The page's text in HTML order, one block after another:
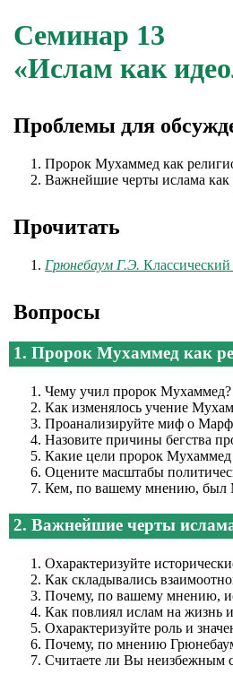
Семинар 13
«Ислам как
Проблемы для
Пророк Мухаммед как
Важнейшие черты ислама как
Прочитать
Грюнебаум Г.Э.
Вопросы
1. Пророк Мухаммед как
Чему учил пророк Мухаммед?
Как изменялось учение
Проанализируйте миф о
Назовите причины бегства
Какие цели пророк Мухаммед
Оцените масштабы
Кем, по вашему мнению, был
2. Важнейшие черты
Охарактеризуйте
Как складывались
Почему, по вашему мнению,
Как повлиял ислам на жизнь
Охарактеризуйте роль и
Почему, по мнению
Считаете ли Вы неизбежным